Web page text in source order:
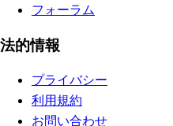
フォーラム
法的情報
プライバシー
利用規約
お問い合わせ